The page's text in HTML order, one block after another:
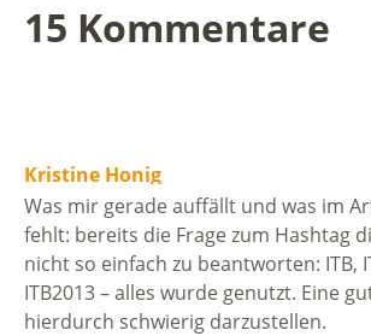
15 Kommentare
Kristine Honig
Was mir gerade auffällt und was im
fehlt: bereits die Frage zum Hashtag
nicht so einfach zu beantworten: ITB,
ITB2013 – alles wurde genutzt. Eine
hierdurch schwierig darzustellen.